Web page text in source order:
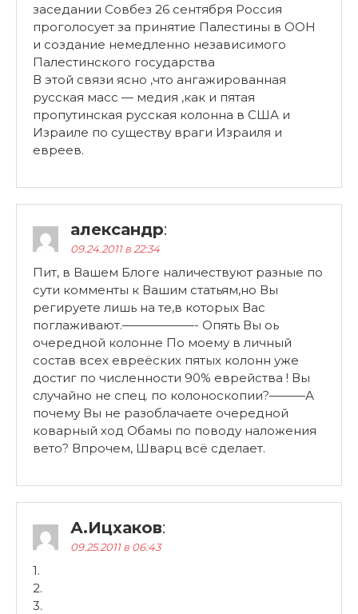
заседании Совбез 26 сентября Россия
проголосует за принятие Палестины в ООН
и создание немедленно независимого
Палестинского государства
В этой связи ясно ,что ангажированная
русская масс — медия ,как и пятая
пропутинская русская колонна в США и
Израиле по существу враги Израиля и
евреев.
александр:
09.24.2011 в 22:34
Пит, в Вашем Блоге наличествуют разные по
сути комменты к Вашим статьям,но Вы
регируете лишь на те,в которых Вас
поглаживают.——————- Опять Вы оь
очередной колонне По моему в личный
состав всех евреёских пятых колонн уже
достиг по численности 90% еврейства ! Вы
случайно не спец. по колоноскопии?———А
почему Вы не разоблачаете очередной
коварный ход Обамы по поводу наложения
вето? Впрочем, Шварц всё сделает.
А.Ицхаков:
09.25.2011 в 06:43
1.
2.
3.